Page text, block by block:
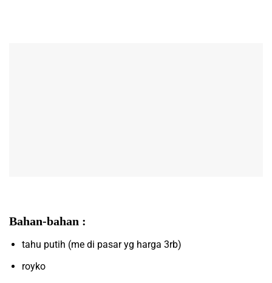
Bahan-bahan :
tahu putih (me di pasar yg harga 3rb)
royko